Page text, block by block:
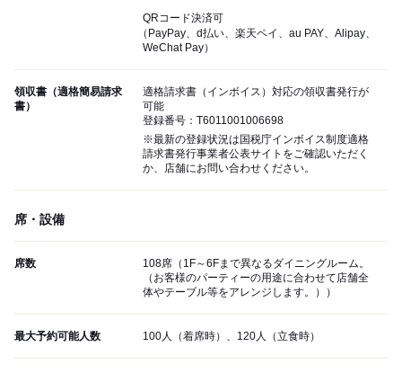
QRコード決済可
（PayPay、d払い、楽天ペイ、au PAY、Alipay、
WeChat Pay）
領収書（適格簡易請求
書）
適格請求書（インボイス）対応の領収書発行が
可能
登録番号：T6011001006698
※最新の登録状況は国税庁インボイス制度適格
請求書発行事業者公表サイトをご確認いただく
か、店舗にお問い合わせください。
席・設備
席数
108席（1F～6Fまで異なるダイニングルーム。
（お客様のパーティーの用途に合わせて店舗全
体やテーブル等をアレンジします。））
最大予約可能人数 100人（着席時）、120人（立食時）